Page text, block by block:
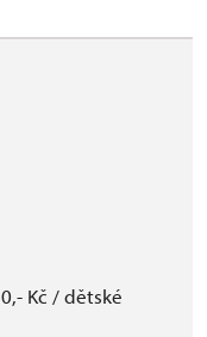
Kč / dětské